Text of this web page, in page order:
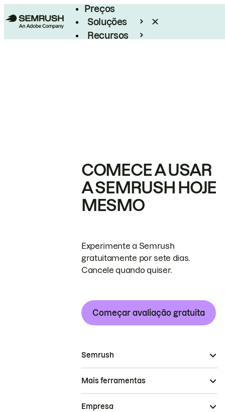
Preços
Soluções
Recursos
COMECE A USAR
A SEMRUSH HOJE
MESMO
Experimente a Semrush
gratuitamente por sete dias.
Cancele quando quiser.
Começar avaliação gratuita
Semrush
Mais ferramentas
Empresa